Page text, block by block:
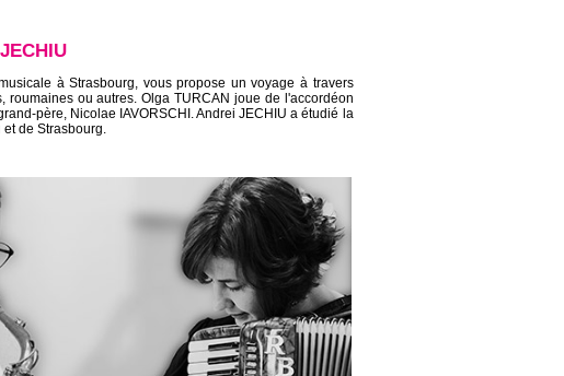
à Strasbourg, vous propose un voyage à travers
roumaines ou autres. Olga TURCAN joue de l'accordéon
père, Nicolae IAVORSCHI. Andrei JECHIU a étudié la
de Strasbourg.